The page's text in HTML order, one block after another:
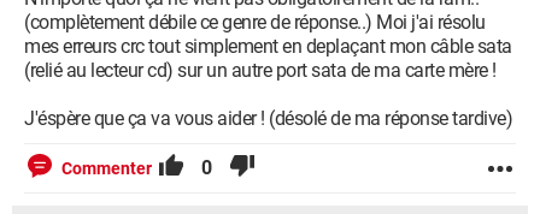
(complètement débile ce genre de réponse..) Moi j'ai résolu
mes erreurs crc tout simplement en deplaçant mon câble sata
(relié au lecteur cd) sur un autre port sata de ma carte mère !
J'éspère que ça va vous aider ! (désolé de ma réponse tardive)
Commenter 0